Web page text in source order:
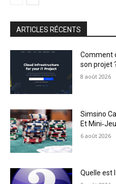
ARTICLES RÉCENTS
Comment
son projet
8 août 2026
Simsino
Et
6 août 2026
Quelle est